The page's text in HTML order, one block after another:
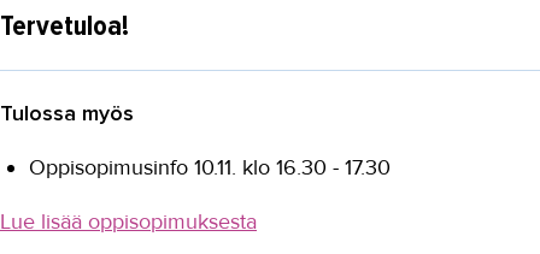
Tervetuloa!
Tulossa myös
Oppisopimusinfo 10.11. klo 16.30 - 17.30
Lue lisää oppisopimuksesta